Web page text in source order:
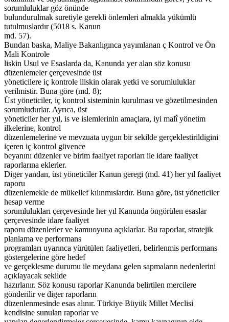
sorumluluklar göz önünde
bulundurulmak suretiyle gerekli önlemleri almakla yükümlü
tutulmuslardır (5018 s. Kanun
md. 57).
Bundan baska, Maliye Bakanlıgınca yayımlanan ç Kontrol ve Ön
Mali Kontrole
liskin Usul ve Esaslarda da, Kanunda yer alan söz konusu
düzenlemeler çerçevesinde üst
yöneticilere iç kontrole iliskin olarak yetki ve sorumluluklar
verilmistir. Buna göre (md. 8);
Üst yöneticiler, iç kontrol sisteminin kurulması ve gözetilmesinden
sorumludurlar. Ayrıca, üst
yöneticiler her yıl, is ve islemlerinin amaçlara, iyi malî yönetim
ilkelerine, kontrol
düzenlemelerine ve mevzuata uygun bir sekilde gerçeklestirildigini
içeren iç kontrol güvence
beyanını düzenler ve birim faaliyet raporları ile idare faaliyet
raporlarına eklerler.
Diger yandan, üst yöneticiler Kanun geregi (md. 41) her yıl faaliyet
raporu
düzenlemekle de mükellef kılınmıslardır. Buna göre, üst yöneticiler
hesap verme
sorumlulukları çerçevesinde her yıl Kanunda öngörülen esaslar
çerçevesinde idare faaliyet
raporu düzenlerler ve kamuoyuna açıklarlar. Bu raporlar, stratejik
planlama ve performans
programları uyarınca yürütülen faaliyetleri, belirlenmis performans
göstergelerine göre hedef
ve gerçeklesme durumu ile meydana gelen sapmaların nedenlerini
açıklayacak sekilde
hazırlanır. Söz konusu raporlar Kanunda belirtilen mercilere
gönderilir ve diger raporların
düzenlenmesinde esas alınır. Türkiye Büyük Millet Meclisi
kendisine sunulan raporlar ve